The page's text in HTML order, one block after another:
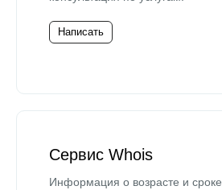
Написать
Сервис Whois
Информация о возрасте и сроке